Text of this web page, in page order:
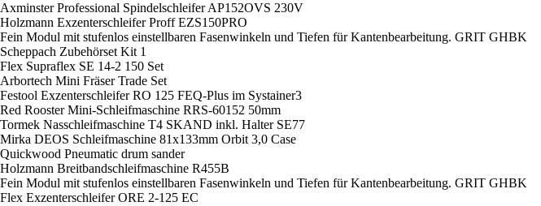
Axminster Professional Spindelschleifer AP152OVS 230V
Holzmann Exzenterschleifer Proff EZS150PRO
Fein Modul mit stufenlos einstellbaren Fasenwinkeln und Tiefen für Kantenbearbeitung. GRIT GHBK
Scheppach Zubehörset Kit 1
Flex Supraflex SE 14-2 150 Set
Arbortech Mini Fräser Trade Set
Festool Exzenterschleifer RO 125 FEQ-Plus im Systainer3
Red Rooster Mini-Schleifmaschine RRS-60152 50mm
Tormek Nasschleifmaschine T4 SKAND inkl. Halter SE77
Mirka DEOS Schleifmaschine 81x133mm Orbit 3,0 Case
Quickwood Pneumatic drum sander
Holzmann Breitbandschleifmaschine R455B
Fein Modul mit stufenlos einstellbaren Fasenwinkeln und Tiefen für Kantenbearbeitung. GRIT GHBK
Flex Exzenterschleifer ORE 2-125 EC